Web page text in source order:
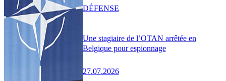
Une stagiaire de l’OTAN arrêtée en
Belgique pour espionnage
27.07.2026
DÉFENSE